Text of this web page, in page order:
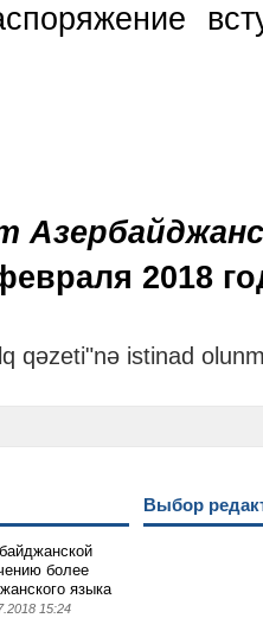
2018
qəzeti"nə istinad
более
языка
15:24
Выбор